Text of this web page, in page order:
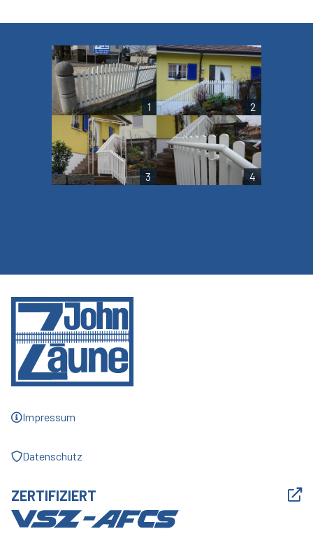
1 2
3 4
ZERTIFIZIERT
Impressum
Datenschutz